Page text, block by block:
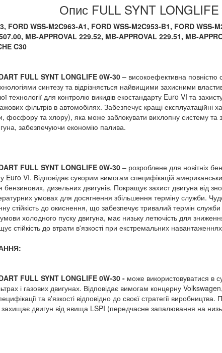
Опис FULL SYNT
, FORD WSS-M2C963-A1, FORD WSS-M2C953-B1, FORD WSS-
MB-APPROVAL 229.52, MB-APPROVAL 229.51, MB-
C30
FULL SYNT LONGLIFE 0W-30–високоефективна повністю
синтезу та відрізняється найвищими захисними
технології для контролю викидів екостандарту Euro VI та
фільтрів в автомобілях. Забезпечує кращі експлуатаційні
фосфору та хлору), яка може заблокувати вихлопну систему та
забезпечуючи економію палива.
FULL SYNT LONGLIFE0W-30 – розроблене для новітніх
Euro VI. Відповідає суворим вимогам специфікацій
бензинових, дизельних двигунів. Покращує захист двигуна від
умовах для досягнення збільшення терміну служби.
стійкість до окиснення, що забезпечує тривалий термін
умови холодного пуску двигуна, має низьку летючість для
стійкість до втрати в'язкості при екстремальних
FULL SYNT LONGLIFE0W-30 - може використовуватися в
і газових двигунах. Відповідає вимогам концернуVolkswagen,
та в'язкості відповідно до своєї стратегії
захищає двигун від явища LSPI (передчасне запалювання на